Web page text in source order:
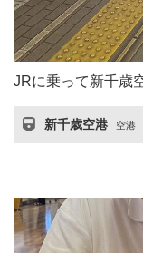
JRに乗って新千歳
新千歳空港 空港